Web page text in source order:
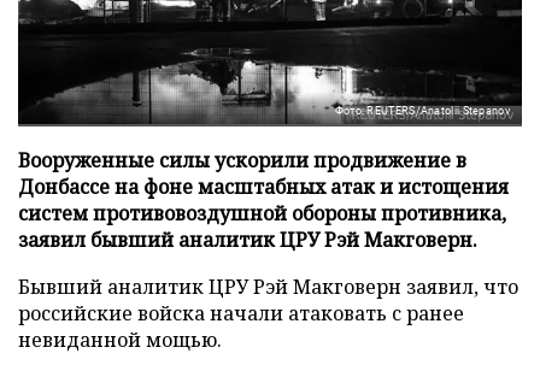
Фото: REUTERS/Anatolii Stepanov
Вооруженные силы ускорили продвижение в
Донбассе на фоне масштабных атак и истощения
систем противовоздушной обороны противника,
заявил бывший аналитик ЦРУ Рэй Макговерн.
Бывший аналитик ЦРУ Рэй Макговерн заявил, что
российские войска начали атаковать с ранее
невиданной мощью.